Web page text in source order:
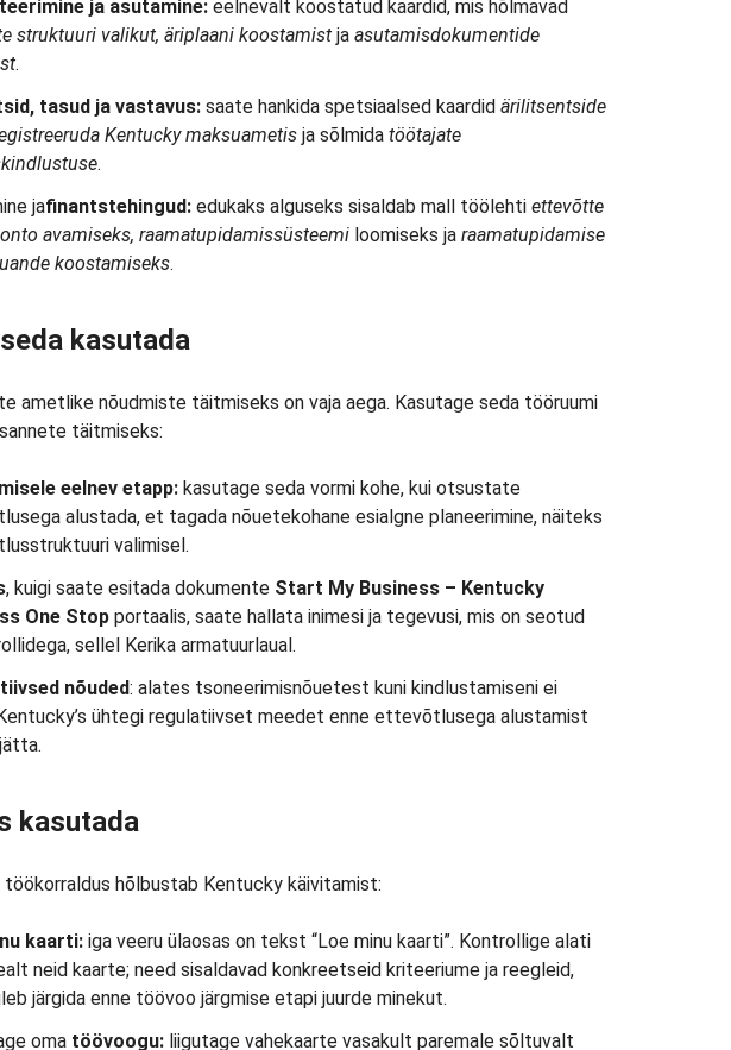
ja asutamine: eelnevalt koostatud kaardid, mis hõlmavad
struktuuri valikut, äriplaani koostamist ja asutamisdokumentide
.
tasud ja vastavus: saate hankida spetsiaalsed kaardid ärilitsentside
Kentucky maksuametis ja sõlmida töötajate
.
jafinantstehingud: edukaks alguseks sisaldab mall töölehti ettevõtte
avamiseks, raamatupidamissüsteemi loomiseks ja raamatupidamise
koostamiseks.
kasutada
ametlike nõudmiste täitmiseks on vaja aega. Kasutage seda tööruumi
täitmiseks:
eelnev etapp: kasutage seda vormi kohe, kui otsustate
alustada, et tagada nõuetekohane esialgne planeerimine, näiteks
valimisel.
, kuigi saate esitada dokumente Start My Business – Kentucky
One Stop portaalis, saate hallata inimesi ja tegevusi, mis on seotud
sellel Kerika armatuurlaual.
nõuded: alates tsoneerimisnõuetest kuni kindlustamiseni ei
ühtegi regulatiivset meedet enne ettevõtlusega alustamist
kasutada
töökorraldus hõlbustab Kentucky käivitamist:
kaarti: iga veeru ülaosas on tekst “Loe minu kaarti”. Kontrollige alati
neid kaarte; need sisaldavad konkreetseid kriteeriume ja reegleid,
järgida enne töövoo järgmise etapi juurde minekut.
oma töövoogu: liigutage vahekaarte vasakult paremale sõltuvalt